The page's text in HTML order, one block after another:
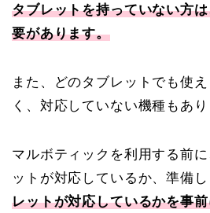
タブレットを持っていない方
要があります。
また、どのタブレットでも使
く、対応していない機種もあり
マルボティックを利用する前
ットが対応しているか、準備
レットが対応しているかを事